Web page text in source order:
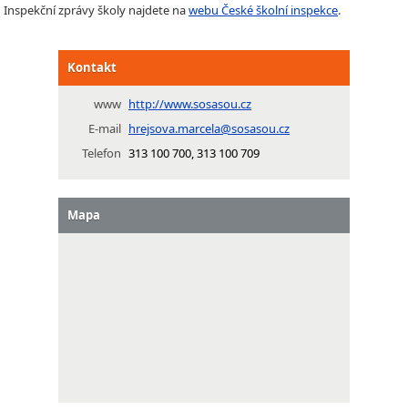
Inspekční zprávy školy najdete nawebu České školní inspekce.
Kontakt
www http://www.sosasou.cz
E-mail hrejsova.marcela@sosasou.cz
Telefon 313 100 700, 313 100 709
Mapa